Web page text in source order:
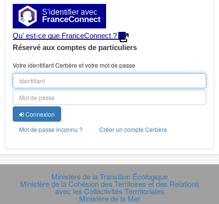
S'identifier avec
FranceConnect
Qu' est-ce que FranceConnect ?
Réservé aux comptes de particuliers
Votre identifiant Cerbère et votre mot de passe
Connexion
Mot de passe inconnu ?
Créer un compte Cerbère
Ministère de la Transition Écologique
Ministère de la Cohésion des Territoires et des Relations
avec les Collectivités Terrritoriales
Ministère de la Mer